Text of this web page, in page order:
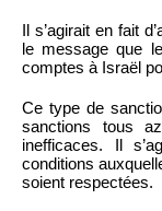
Il s’agirait en fait
le message que
comptes à Israël
Ce type de
sanctions tous
inefficaces. Il
conditions
soient respectées.